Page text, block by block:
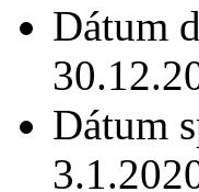
Dátum
Dátum